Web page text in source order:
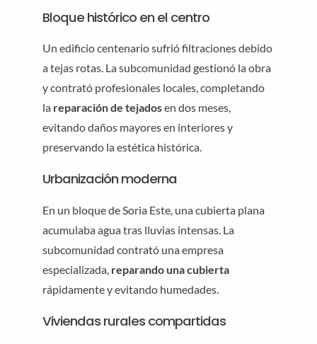
Bloque histórico en el centro
Un edificio centenario sufrió filtraciones debido
a tejas rotas. La subcomunidad gestionó la obra
y contrató profesionales locales, completando
la reparación de tejadosen dos meses,
evitando daños mayores en interiores y
preservando la estética histórica.
Urbanización moderna
En un bloque de Soria Este, una cubierta plana
acumulaba agua tras lluvias intensas. La
subcomunidad contrató una empresa
especializada, reparando una cubierta
rápidamente y evitando humedades.
Viviendas rurales compartidas